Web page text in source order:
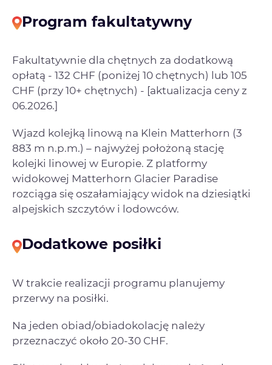
Program fakultatywny
Fakultatywnie dla chętnych za dodatkową
opłatą - 132 CHF (poniżej 10 chętnych) lub 105
CHF (przy 10+ chętnych) - [aktualizacja ceny z
06.2026.]
Wjazd kolejką linową na Klein Matterhorn (3
883 m n.p.m.) – najwyżej położoną stację
kolejki linowej w Europie. Z platformy
widokowej Matterhorn Glacier Paradise
rozciąga się oszałamiający widok na dziesiątki
alpejskich szczytów i lodowców.
Dodatkowe posiłki
W trakcie realizacji programu planujemy
przerwy na posiłki.
Na jeden obiad/obiadokolację należy
przeznaczyć około 20-30 CHF.